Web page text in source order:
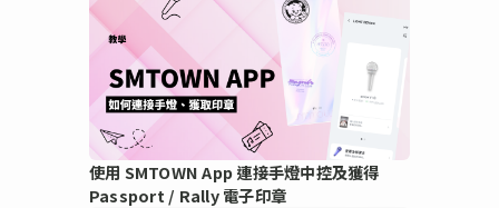
使用 SMTOWN App 連接手燈中控及獲得
Passport / Rally 電子印章